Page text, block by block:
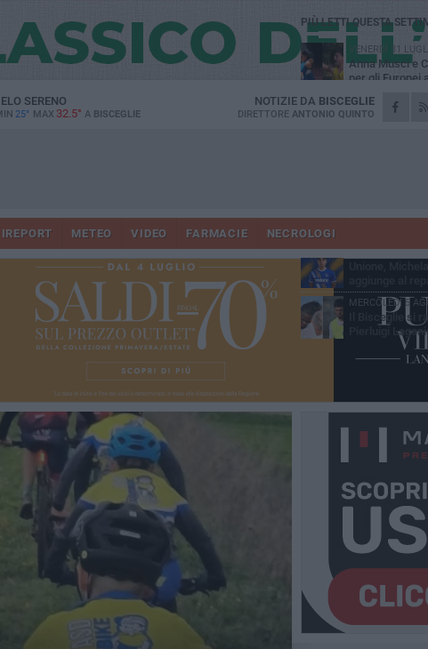
SERENO
25° MAX 32.5° A BISCEGLIE
NOTIZIE DA BISCEGLIE
DIRETTORE ANTONIO QUINTO
IREPORT METEO VIDEO FARMACIE NECROLOGI
PIÙ LETTI QUESTA
VENERDÌ 31
Anna Musci e
per gli Europei
LUNEDÌ 3 AGOSTO
Simone
Unione, in
SABATO 1
MERCOLEDÌ 5
Il Bisceglie si
Pierluigi